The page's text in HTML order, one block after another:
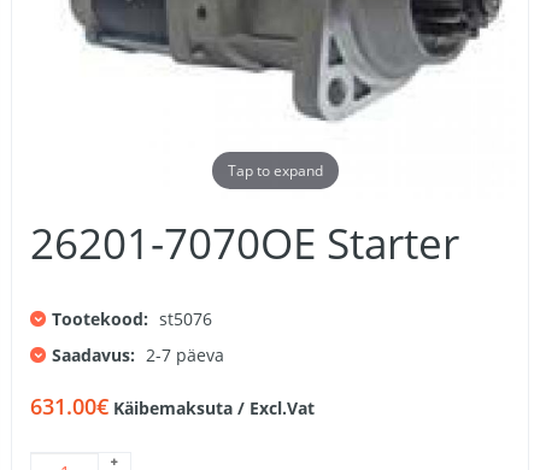
Tap to expand
26201-7070OE Starter
Tootekood: st5076
Saadavus: 2-7 päeva
631.00€ Käibemaksuta / Excl.Vat